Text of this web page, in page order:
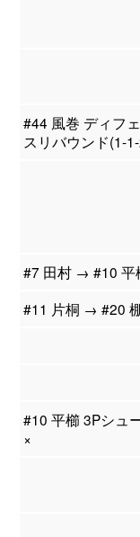
#44 風巻 ディフ
スリバウンド(1-
#7 田村 → #10 平
#11 片桐 → #20
#10 平櫛 3Pシュ
×